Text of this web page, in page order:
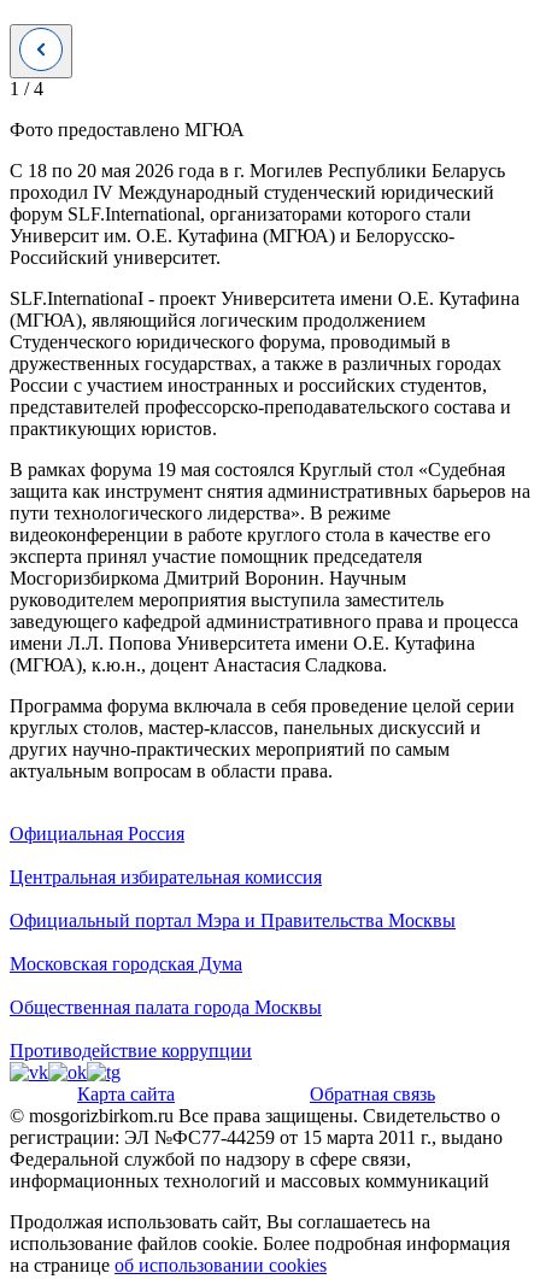
1 /4
Фото предоставлено МГЮА
С 18 по 20 мая 2026 года в г. Могилев Республики Беларусь
проходил IV Международный студенческий юридический
форум SLF.International, организаторами которого стали
Университ им. О.Е. Кутафина (МГЮА) и Белорусско-
Российский университет.
SLF.InternationaI - проект Университета имени О.Е. Кутафина
(МГЮА), являющийся логическим продолжением
Студенческого юридического форума, проводимый в
дружественных государствах, а также в различных городах
России с участием иностранных и российских студентов,
представителей профессорско-преподавательского состава и
практикующих юристов.
В рамках форума 19 мая состоялся Круглый стол «Судебная
защита как инструмент снятия административных барьеров на
пути технологического лидерства». В режиме
видеоконференции в работе круглого стола в качестве его
эксперта принял участие помощник председателя
Мосгоризбиркома Дмитрий Воронин. Научным
руководителем мероприятия выступила заместитель
заведующего кафедрой административного права и процесса
имени Л.Л. Попова Университета имени О.Е. Кутафина
(МГЮА), к.ю.н., доцент Анастасия Сладкова.
Программа форума включала в себя проведение целой серии
круглых столов, мастер-классов, панельных дискуссий и
других научно-практических мероприятий по самым
актуальным вопросам в области права.
Официальная Россия
Центральная избирательная комиссия
Официальный портал Мэра и Правительства Москвы
Московская городская Дума
Общественная палата города Москвы
Противодействие коррупции
Карта сайта
Обратная связь
© mosgorizbirkom.ru Все права защищены. Свидетельство о
регистрации: ЭЛ №ФС77-44259 от 15 марта 2011 г., выдано
Федеральной службой по надзору в сфере связи,
информационных технологий и массовых коммуникаций
Продолжая использовать сайт, Вы соглашаетесь на
использование файлов cookie. Более подробная информация
на странице об использовании cookies